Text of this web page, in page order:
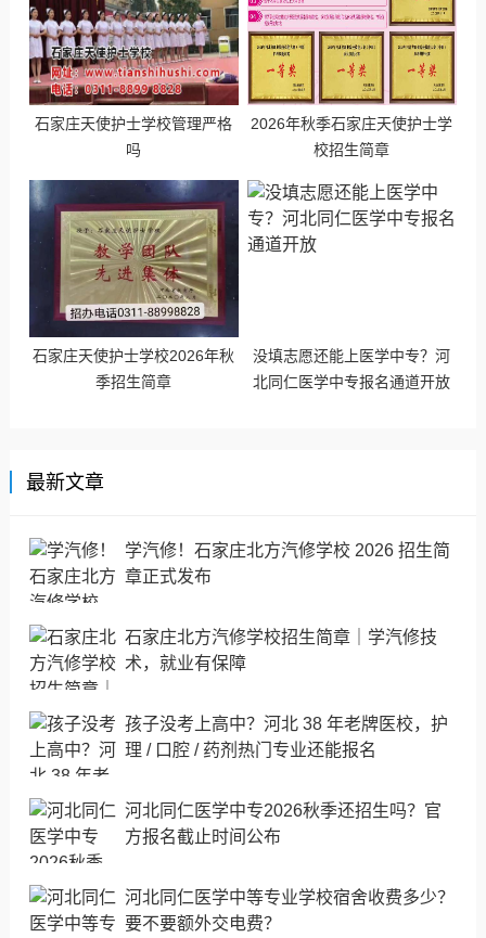
石家庄天使护士学校管理严格
吗
2026年秋季石家庄天使护士学
校招生简章
石家庄天使护士学校2026年秋
季招生简章
没填志愿还能上医学中专？河
北同仁医学中专报名通道开放
最新文章
学汽修！石家庄北方汽修学校 2026 招生简
章正式发布
石家庄北方汽修学校招生简章｜学汽修技
术，就业有保障
孩子没考上高中？河北 38 年老牌医校，护
理 / 口腔 / 药剂热门专业还能报名
河北同仁医学中专2026秋季还招生吗？官
方报名截止时间公布
河北同仁医学中等专业学校宿舍收费多少？
要不要额外交电费？